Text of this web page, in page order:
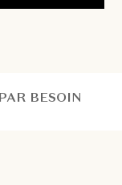
BESOIN